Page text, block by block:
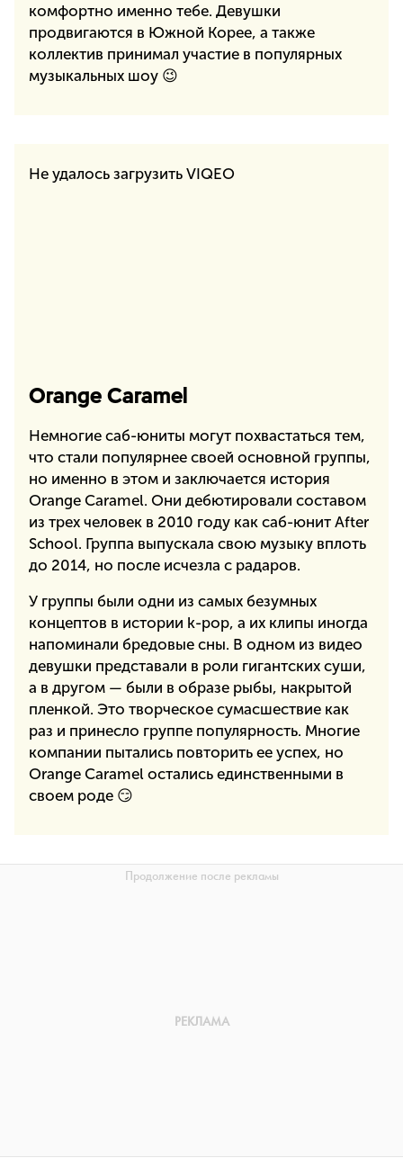
комфортно именно тебе. Девушки
продвигаются в Южной Корее, а также
коллектив принимал участие в популярных
музыкальных шоу 😉
Не удалось загрузить VIQEO
Orange Caramel
Немногие саб-юниты могут похвастаться тем,
что стали популярнее своей основной группы,
но именно в этом и заключается история
Orange Caramel. Они дебютировали составом
из трех человек в 2010 году как саб-юнит After
School. Группа выпускала свою музыку вплоть
до 2014, но после исчезла с радаров.
У группы были одни из самых безумных
концептов в истории k-pop, а их клипы иногда
напоминали бредовые сны. В одном из видео
девушки представали в роли гигантских суши,
а в другом — были в образе рыбы, накрытой
пленкой. Это творческое сумасшествие как
раз и принесло группе популярность. Многие
компании пытались повторить ее успех, но
Orange Caramel остались единственными в
своем роде 😏